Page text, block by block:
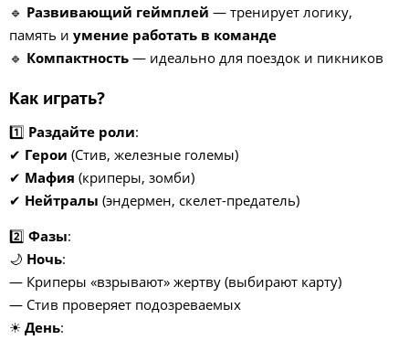
🔹 Развивающий геймплей — тренирует логику,
память и умение работать в команде
🔹 Компактность — идеально для поездок и пикников
Как играть?
1️⃣ Раздайте роли:
✔ Герои (Стив, железные големы)
✔ Мафия (криперы, зомби)
✔ Нейтралы (эндермен, скелет-предатель)
2️⃣ Фазы:
🌙 Ночь:
— Криперы «взрывают» жертву (выбирают карту)
— Стив проверяет подозреваемых
☀ День: